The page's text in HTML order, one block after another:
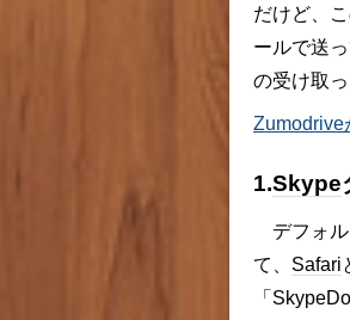
だけど、
ールで送
の受け取
Zumodrive
1.Skype
デフォル
て、 Safari
「